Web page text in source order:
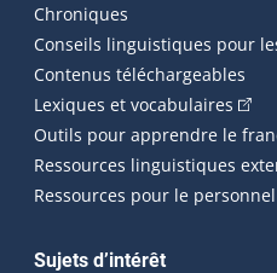
Chroniques
Conseils linguistiques pour
Contenus téléchargeables
Lexiques et vocabulaires (Cet
Outils pour apprendre le
Ressources linguistiques
Ressources pour le
Sujets d’intérêt